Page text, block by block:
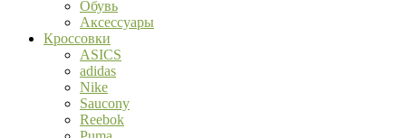
Обувь
Аксессуары
Кроссовки
ASICS
adidas
Nike
Saucony
Reebok